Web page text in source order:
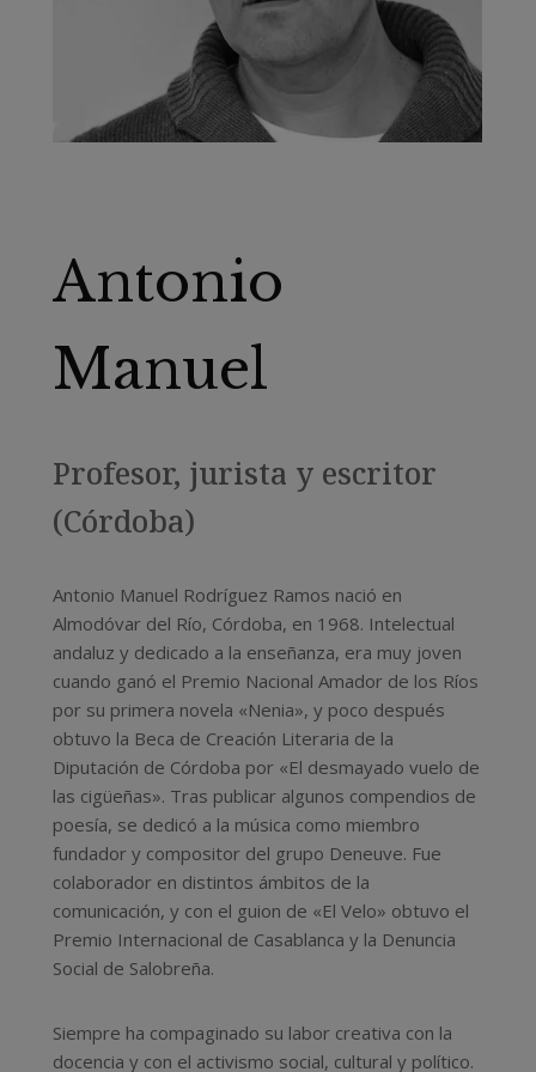
Antonio
Manuel
Profesor, jurista y escritor
(Córdoba)
Antonio Manuel Rodríguez Ramos nació en
Almodóvar del Río, Córdoba, en 1968. Intelectual
andaluz y dedicado a la enseñanza, era muy joven
cuando ganó el Premio Nacional Amador de los Ríos
por su primera novela «Nenia», y poco después
obtuvo la Beca de Creación Literaria de la
Diputación de Córdoba por «El desmayado vuelo de
las cigüeñas». Tras publicar algunos compendios de
poesía, se dedicó a la música como miembro
fundador y compositor del grupo Deneuve. Fue
colaborador en distintos ámbitos de la
comunicación, y con el guion de «El Velo» obtuvo el
Premio Internacional de Casablanca y la Denuncia
Social de Salobreña.
Siempre ha compaginado su labor creativa con la
docencia y con el activismo social, cultural y político.